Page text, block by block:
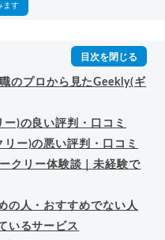
ント
ます
のプロから見たGeekly(ギ
ー)の良い評判・口コミ
リー)の悪い評判・口コミ
クリー体験談｜未経験で
の人・おすすめでない人
いるサービス